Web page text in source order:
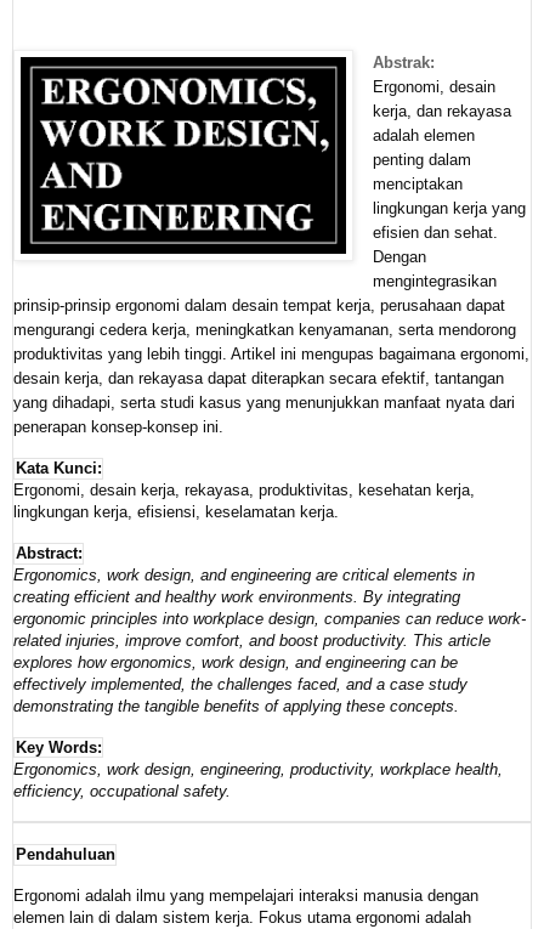
Abstrak:
Ergonomi, desain
kerja, dan rekayasa
adalah elemen
penting dalam
menciptakan
lingkungan kerja yang
efisien dan sehat.
Dengan
mengintegrasikan
prinsip-prinsip ergonomi dalam desain tempat kerja, perusahaan dapat
mengurangi cedera kerja, meningkatkan kenyamanan, serta mendorong
produktivitas yang lebih tinggi. Artikel ini mengupas bagaimana ergonomi,
desain kerja, dan rekayasa dapat diterapkan secara efektif, tantangan
yang dihadapi, serta studi kasus yang menunjukkan manfaat nyata dari
penerapan konsep-konsep ini.
Kata Kunci:
Ergonomi, desain kerja, rekayasa, produktivitas, kesehatan kerja,
lingkungan kerja, efisiensi, keselamatan kerja.
Abstract:
Ergonomics, work design, and engineering are critical elements in
creating efficient and healthy work environments. By integrating
ergonomic principles into workplace design, companies can reduce work-
related injuries, improve comfort, and boost productivity. This article
explores how ergonomics, work design, and engineering can be
effectively implemented, the challenges faced, and a case study
demonstrating the tangible benefits of applying these concepts.
Key Words:
Ergonomics, work design, engineering, productivity, workplace health,
efficiency, occupational safety.
Pendahuluan
Ergonomi adalah ilmu yang mempelajari interaksi manusia dengan
elemen lain di dalam sistem kerja. Fokus utama ergonomi adalah